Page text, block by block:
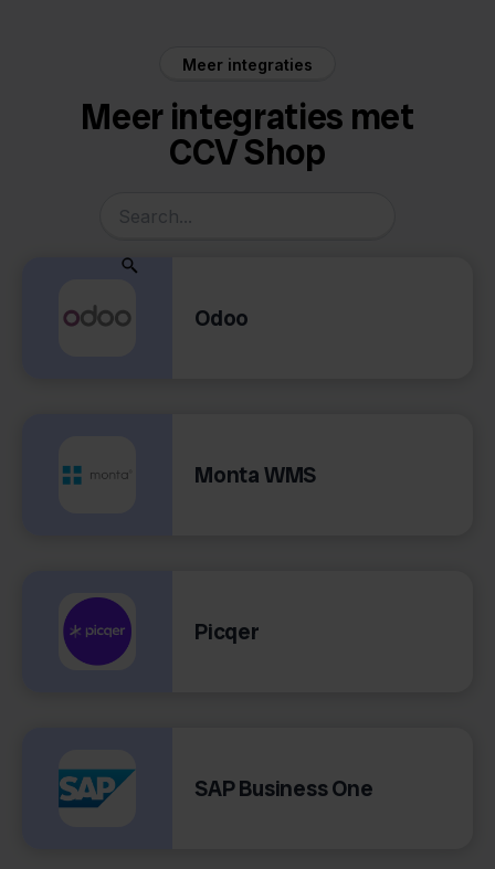
Meer integraties
Meer integraties met
CCV Shop
Odoo
Monta WMS
Picqer
SAP Business One